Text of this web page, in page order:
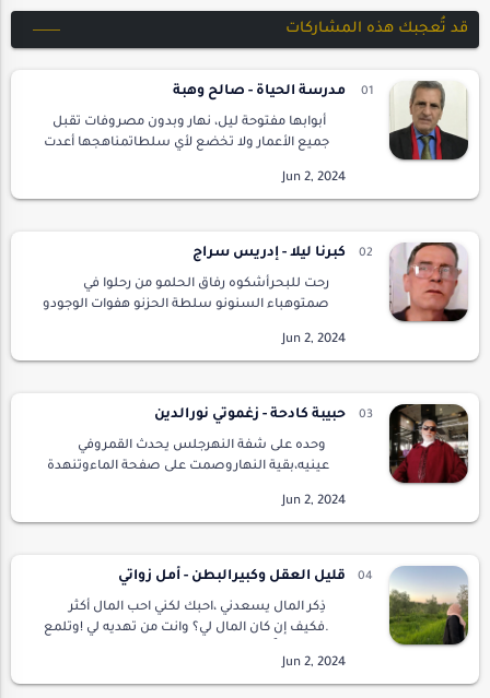
قد تُعجبك هذه المشاركات
مدرسة الحياة - صالح وهبة
أبوابها مفتوحة ليل، نهار وبدون مصروفات تقبل
جميع الأعمار ولا تخضع لأي سلطاتمناهجها أعدت
كبرنا ليلا - إدريس سراج
رحت للبحرأشكوه رفاق الحلمو من رحلوا في
صمتوهباء السنونو سلطة الحزنو هفوات الوجودو
أسباب البقاءرحت للبحرأشكوه من خانواو من
حبيبة كادحة - زغموتي نورالدين
وحده على شفة النهرجلس يحدث القمروفي
عينيه،بقية النهاروصمت على صفحة الماءوتنهدة
،في دقائقالسكونوالمدينة تصخببجَلَبة
قليل العقل وكبيرالبطن - أمل زواتي
ذِكر المال يسعدني ،احبك لكني احب المال أكثر
.فكيف إن كان المال لي؟ وانت من تهديه لي !وتلمع
.اوتدرك أن قطعة الماس تلك تناديني! شكرا لا…